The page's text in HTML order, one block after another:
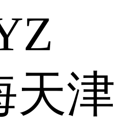
Z
天津